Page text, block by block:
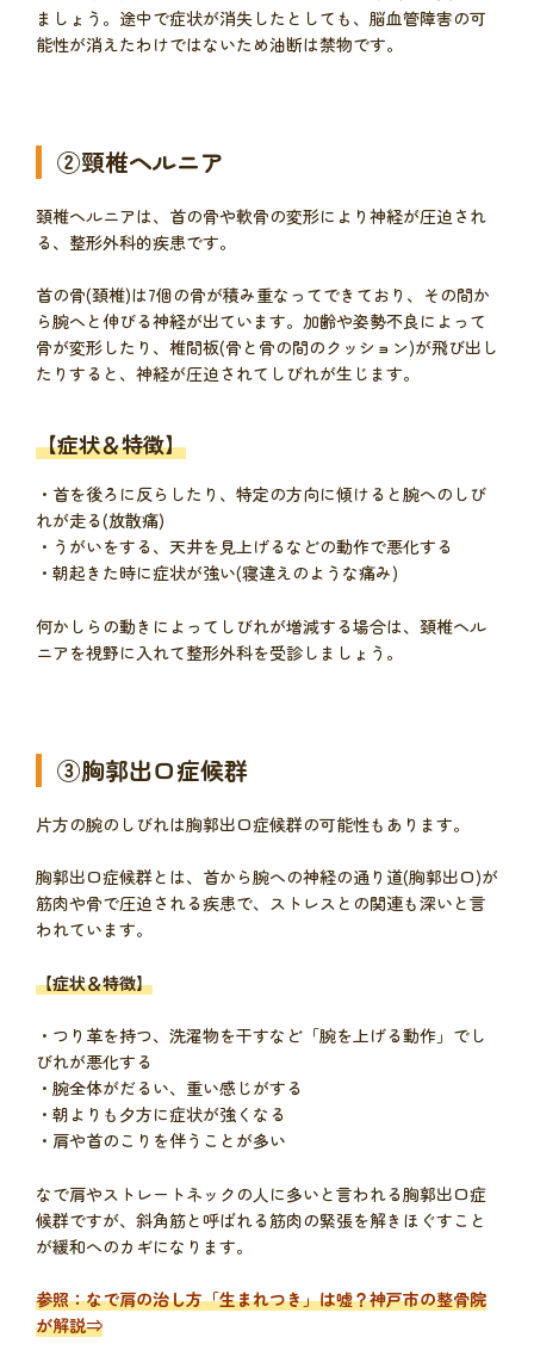
ましょう。途中で症状が消失したとしても、脳血管障害の可
能性が消えたわけではないため油断は禁物です。
②頸椎ヘルニア
頚椎ヘルニアは、首の骨や軟骨の変形により神経が圧迫され
る、整形外科的疾患です。
首の骨(頚椎)は7個の骨が積み重なってできており、その間か
ら腕へと伸びる神経が出ています。加齢や姿勢不良によって
骨が変形したり、椎間板(骨と骨の間のクッション)が飛び出し
たりすると、神経が圧迫されてしびれが生じます。
【症状＆特徴】
・首を後ろに反らしたり、特定の方向に傾けると腕へのしび
れが走る(放散痛)
・うがいをする、天井を見上げるなどの動作で悪化する
・朝起きた時に症状が強い(寝違えのような痛み)
何かしらの動きによってしびれが増減する場合は、頚椎ヘル
ニアを視野に入れて整形外科を受診しましょう。
③胸郭出口症候群
片方の腕のしびれは胸郭出口症候群の可能性もあります。
胸郭出口症候群とは、首から腕への神経の通り道(胸郭出口)が
筋肉や骨で圧迫される疾患で、ストレスとの関連も深いと言
われています。
【症状＆特徴】
・つり革を持つ、洗濯物を干すなど「腕を上げる動作」でし
びれが悪化する
・腕全体がだるい、重い感じがする
・朝よりも夕方に症状が強くなる
・肩や首のこりを伴うことが多い
なで肩やストレートネックの人に多いと言われる胸郭出口症
候群ですが、斜角筋と呼ばれる筋肉の緊張を解きほぐすこと
が緩和へのカギになります。
参照：なで肩の治し方「生まれつき」は嘘？神戸市の整骨院
が解説⇒